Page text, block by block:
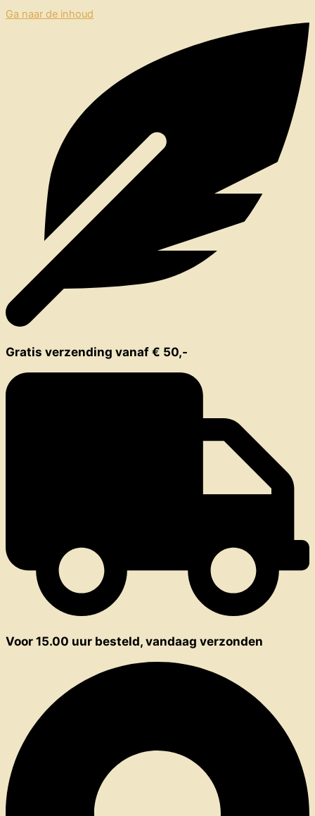
Ga naar de inhoud
Gratis verzending vanaf € 50,-
Voor 15.00 uur besteld, vandaag verzonden